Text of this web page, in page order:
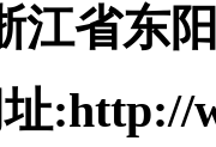
江省东
址:http://